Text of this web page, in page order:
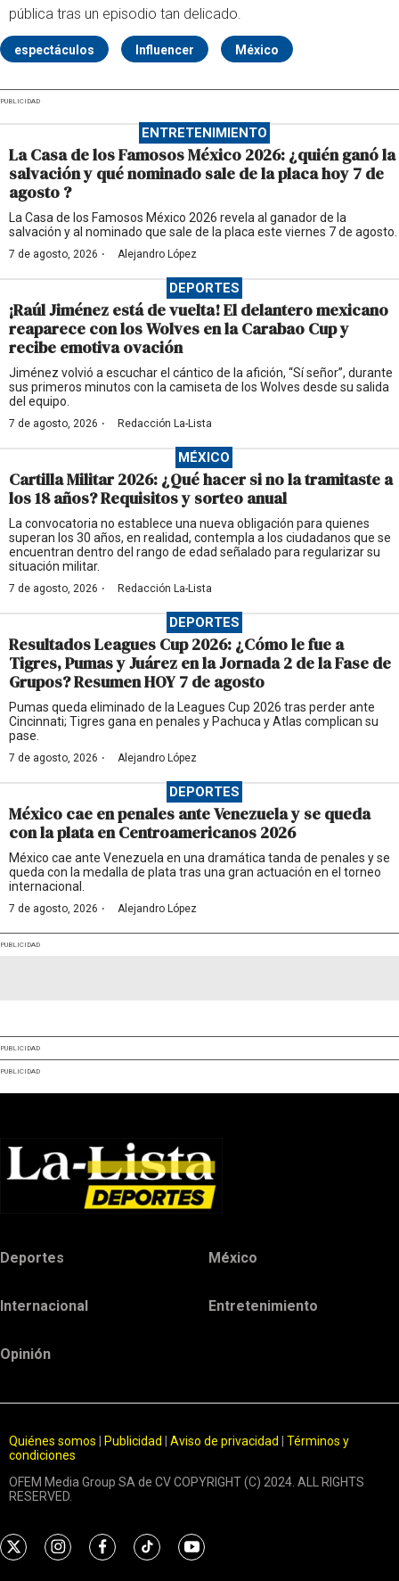
pública tras un episodio tan delicado.
espectáculos Influencer México
PUBLICIDAD
ENTRETENIMIENTO
La Casa de los Famosos México 2026: ¿quién ganó la
salvación y qué nominado sale de la placa hoy 7 de
agosto ?
La Casa de los Famosos México 2026 revela al ganador de la
salvación y al nominado que sale de la placa este viernes 7 de agosto.
7 de agosto, 2026 · Alejandro López
DEPORTES
¡Raúl Jiménez está de vuelta! El delantero mexicano
reaparece con los Wolves en la Carabao Cup y
recibe emotiva ovación
Jiménez volvió a escuchar el cántico de la afición, “Sí señor”, durante
sus primeros minutos con la camiseta de los Wolves desde su salida
del equipo.
7 de agosto, 2026 · Redacción La-Lista
MÉXICO
Cartilla Militar 2026: ¿Qué hacer si no la tramitaste a
los 18 años? Requisitos y sorteo anual
La convocatoria no establece una nueva obligación para quienes
superan los 30 años, en realidad, contempla a los ciudadanos que se
encuentran dentro del rango de edad señalado para regularizar su
situación militar.
7 de agosto, 2026 · Redacción La-Lista
DEPORTES
Resultados Leagues Cup 2026: ¿Cómo le fue a
Tigres, Pumas y Juárez en la Jornada 2 de la Fase de
Grupos? Resumen HOY 7 de agosto
Pumas queda eliminado de la Leagues Cup 2026 tras perder ante
Cincinnati; Tigres gana en penales y Pachuca y Atlas complican su
pase.
7 de agosto, 2026 · Alejandro López
DEPORTES
México cae en penales ante Venezuela y se queda
con la plata en Centroamericanos 2026
México cae ante Venezuela en una dramática tanda de penales y se
queda con la medalla de plata tras una gran actuación en el torneo
internacional.
7 de agosto, 2026 · Alejandro López
PUBLICIDAD
PUBLICIDAD
PUBLICIDAD
Deportes México
Internacional Entretenimiento
Opinión
Quiénes somos Publicidad Aviso de privacidad
Términos y
condiciones
OFEM Media Group SA de CV COPYRIGHT (C) 2024. ALL RIGHTS
RESERVED.
t
i
f
t
y